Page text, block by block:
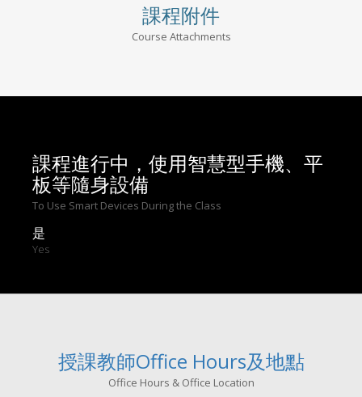
課程附件
Course Attachments
課程進行中，使用智慧型手機、平
板等隨身設備
To Use Smart Devices During the Class
是
Yes
授課教師Office Hours及地點
Office Hours & Office Location